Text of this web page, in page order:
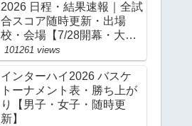
2026 日程・結果速報｜全試
合スコア随時更新・出場
校・会場【7/28開幕・大
阪】
101261 views
インターハイ2026 バスケ
トーナメント表・勝ち上が
り【男子・女子・随時更
新】